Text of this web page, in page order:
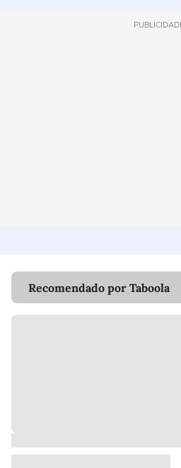
Recomendado por Taboola